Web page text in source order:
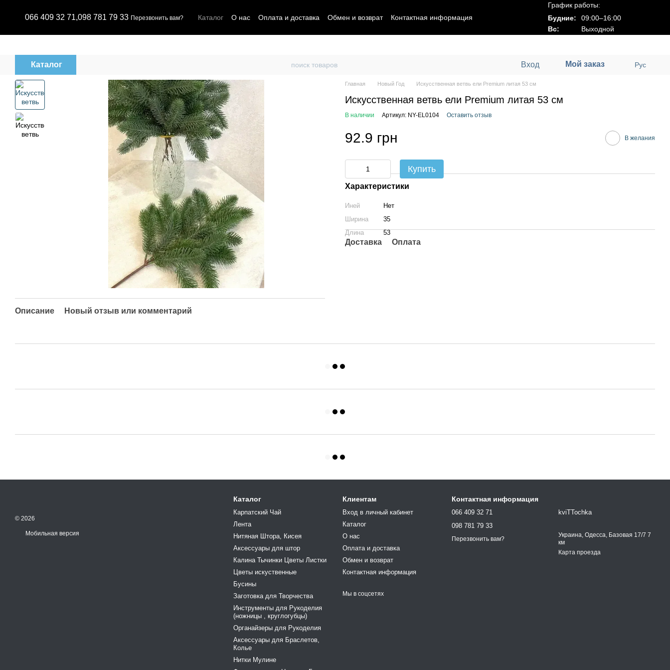
066 409 32 71,098 781 79 33 Перезвонить вам? Каталог О нас Оплата и доставка Обмен и возврат Контактная информация
График работы:
Будние:
09:00–16:00
Вс:
Выходной
Каталог Вход Мой заказ Рус
Описание Новый отзыв или комментарий
Главная Новый Год Искусственная ветвь ели Premium литая 53 см
Искусственная ветвь ели Premium литая 53 см
В наличии Артикул: NY-EL0104 Оставить отзыв
92.9 грн В желания
Купить
Характеристики
Иней
Нет
Ширина
35
Длина
53
Доставка Оплата
© 2026
Мобильная версия
Каталог
Карпатский Чай
Лента
Нитяная Штора, Кисея
Аксессуары для штор
Калина Тычинки Цветы Листки
Цветы искуственные
Бусины
Заготовка для Творчества
Инструменты для Рукоделия
(ножницы , круглогубцы)
Органайзеры для Рукоделия
Аксессуары для Браслетов,
Колье
Нитки Мулине
Клиентам
Вход в личный кабинет
Каталог
О нас
Оплата и доставка
Обмен и возврат
Контактная информация
Мы в соцсетях
Контактная информация
066 409 32 71
098 781 79 33
Перезвонить вам?
kviTTochka
Украина, Одесса, Базовая 17/7 7
км
Карта проезда